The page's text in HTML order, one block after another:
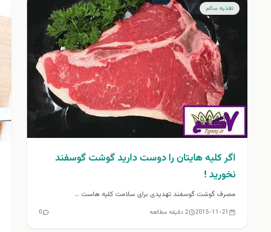
تغذيه سالم
اگر کلیه هایتان را دوست دارید گوشت گوسفند
نخورید !
مصرف گوشت گوسفند تهدیدی برای سلامت کلیه هاست ...
2015-11-21 2 دقیقه مطالعه 0